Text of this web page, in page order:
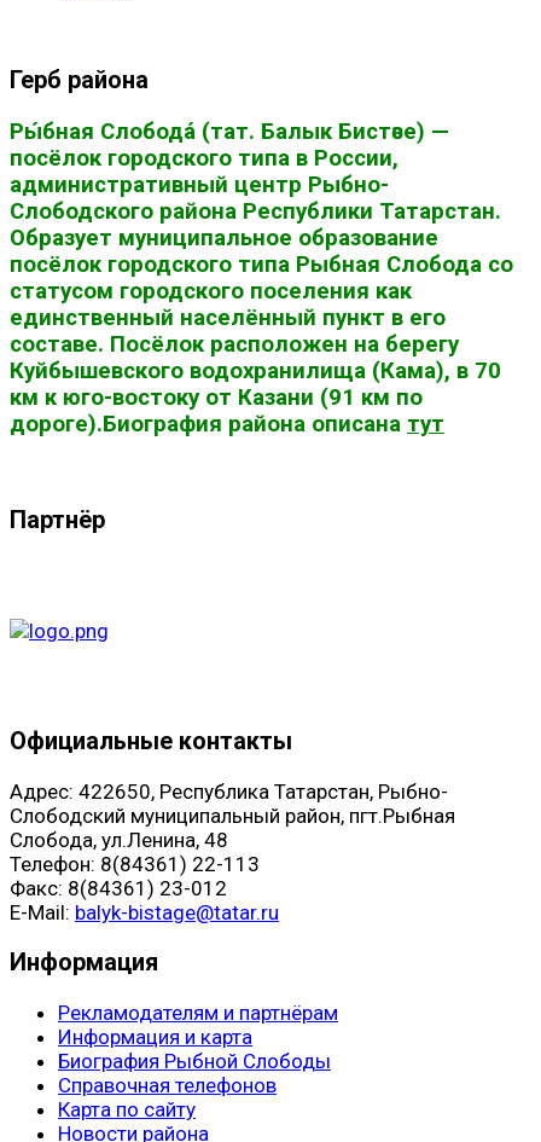
Герб района
Ры́бная Слобода́ (тат. Балык Бистәсе) —
посёлок городского типа в России,
административный центр Рыбно-
Слободского района Республики Татарстан.
Образует муниципальное образование
посёлок городского типа Рыбная Слобода со
статусом городского поселения как
единственный населённый пункт в его
составе. Посёлок расположен на берегу
Куйбышевского водохранилища (Кама), в 70
км к юго-востоку от Казани (91 км по
дороге).Биография района описана тут
Партнёр
Официальные контакты
Адрес: 422650, Республика Татарстан, Рыбно-
Слободский муниципальный район, пгт.Рыбная
Слобода, ул.Ленина, 48
Телефон: 8(84361) 22-113
Факс: 8(84361) 23-012
E-Mail: balyk-bistage@tatar.ru
Информация
Рекламодателям и партнёрам
Информация и карта
Биография Рыбной Слободы
Справочная телефонов
Карта по сайту
Новости района